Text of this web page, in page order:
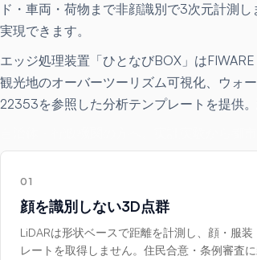
ド・車両・荷物まで非顔識別で3次元計測
実現できます。
エッジ処理装置「ひとなびBOX」は
観光地のオーバーツーリズム可視化、ウォ
22353を参照した分析テンプレートを提供
01
顔を識別しない3D点群
LiDARは形状ベースで距離を計測し、顔・服
レートを取得しません。住民合意・条例審査